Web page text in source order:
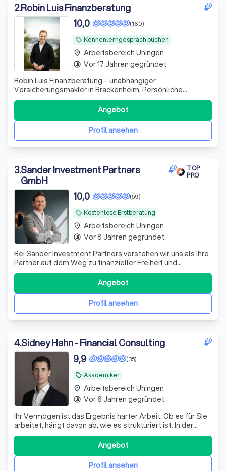
2.Robin Luis Finanzberatung
local_offer Kennenlerngespräch buchen
(160)
10,0
Robin Luis Finanzberatung – unabhängiger
Versicherungsmakler in Brackenheim. Persönliche
Beratung, maßgeschneiderte Lösungen und über 16 Jahre
Erfahrung für private und gewerbliche Versicherungen.
Profil ansehen
Angebot
place Arbeitsbereich Uhingen
timelapse Vor 17 Jahren gegründet
3.Sander Investment Partners
GmbH
TOP
PRO
local_offer Kostenlose Erstberatung
(59)
10,0
Bei Sander Investment Partners verstehen wir uns als Ihre
Partner auf dem Weg zu finanzieller Freiheit und
Sicherheit. Mit über einem Jahrzehnt Erfahrung im
Investmentbereich und einem engagierten Team aus
Experten bieten wir maßgeschneiderte Anlagestrategien,
die perfekt auf Ihre individuellen Bedü
Profil ansehen
Angebot
place Arbeitsbereich Uhingen
timelapse Vor 8 Jahren gegründet
4.Sidney Hahn - Financial Consulting
local_offer Akademiker
(35)
9,9
Ihr Vermögen ist das Ergebnis harter Arbeit. Ob es für Sie
arbeitet, hängt davon ab, wie es strukturiert ist. In der
Praxis zeigen sich bei bestehenden Depots regelmäßig
dieselben Schwachstellen: – eine Zusammensetzung, die
aus einzelnen Empfehlungen gewachsen ist statt aus
einem Plan – laufende KProfil ansehen
Angebot
place Arbeitsbereich Uhingen
timelapse Vor 6 Jahren gegründet